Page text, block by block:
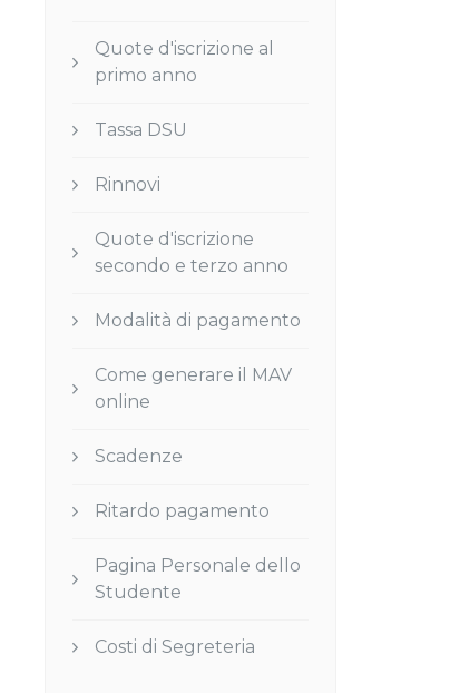
Quote d'iscrizione al
primo anno
Tassa DSU
Rinnovi
Quote d'iscrizione
secondo e terzo anno
Modalità di pagamento
Come generare il MAV
online
Scadenze
Ritardo pagamento
Pagina Personale dello
Studente
Costi di Segreteria